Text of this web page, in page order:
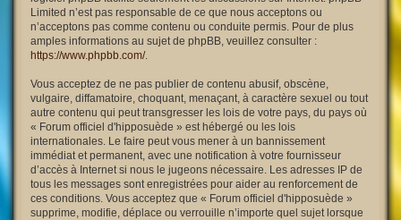
Limited n’est pas responsable de ce que nous acceptons ou
n’acceptons pas comme contenu ou conduite permis. Pour de plus
amples informations au sujet de phpBB, veuillez consulter :
https://www.phpbb.com/.
Vous acceptez de ne pas publier de contenu abusif, obscène,
vulgaire, diffamatoire, choquant, menaçant, à caractère sexuel ou tout
autre contenu qui peut transgresser les lois de votre pays, du pays où
« Forum officiel d'hipposuède » est hébergé ou les lois
internationales. Le faire peut vous mener à un bannissement
immédiat et permanent, avec une notification à votre fournisseur
d’accès à Internet si nous le jugeons nécessaire. Les adresses IP de
tous les messages sont enregistrées pour aider au renforcement de
ces conditions. Vous acceptez que « Forum officiel d'hipposuède »
supprime, modifie, déplace ou verrouille n’importe quel sujet lorsque